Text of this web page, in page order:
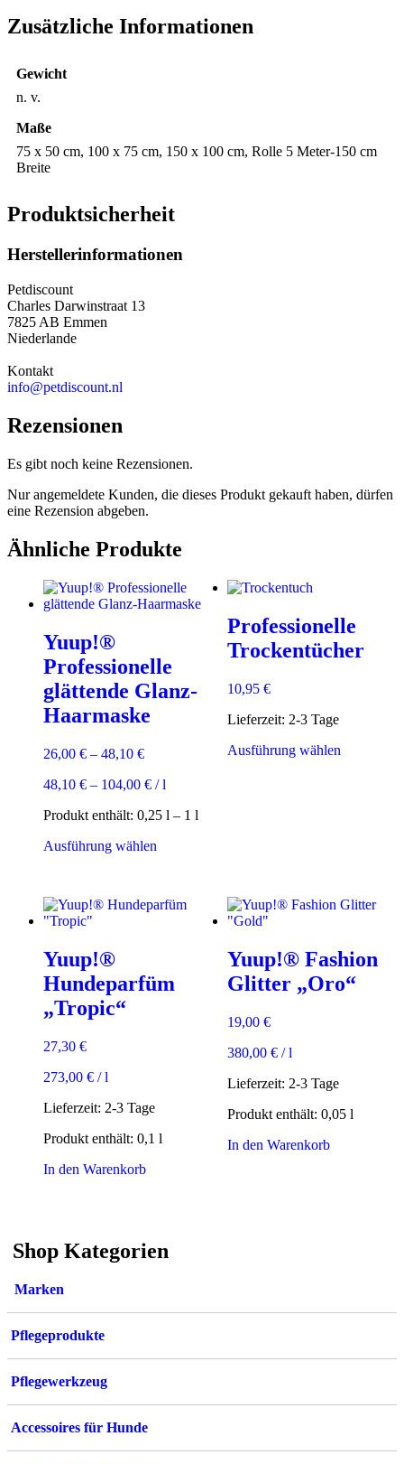
Zusätzliche Informationen
Gewicht
n. v.
Maße
75 x 50 cm, 100 x 75 cm, 150 x 100 cm, Rolle 5 Meter-150 cm
Breite
Produktsicherheit
Herstellerinformationen
Petdiscount
Charles Darwinstraat 13
7825 AB Emmen
Niederlande
Kontakt
info@petdiscount.nl
Rezensionen
Es gibt noch keine Rezensionen.
Nur angemeldete Kunden, die dieses Produkt gekauft haben, dürfen
eine Rezension abgeben.
Ähnliche Produkte
Yuup!®
Professionelle
glättende Glanz-
Haarmaske
26,00 € – 48,10 €
48,10 € – 104,00 € /l
Produkt enthält: 0,25 l – 1 l
Ausführung wählen
Varianten
auf
Professionelle
Trockentücher
10,95 €
Lieferzeit: 2-3 Tage
Ausführung wählenDieses
der
werden
Yuup!®
Hundeparfüm
„Tropic“
27,30 €
273,00 € /l
Lieferzeit: 2-3 Tage
Produkt enthält: 0,1 l
In den Warenkorb
Yuup!® Fashion
Glitter „Oro“
19,00 €
380,00 €/l
Lieferzeit: 2-3 Tage
Produkt enthält: 0,05 l
In den Warenkorb
Shop Kategorien
Marken
Pflegeprodukte
Pflegewerkzeug
Accessoires für Hunde